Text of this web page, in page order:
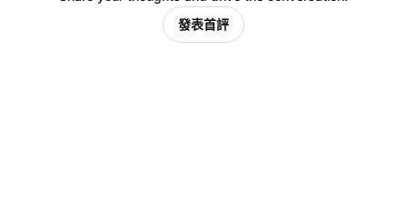
發表首評